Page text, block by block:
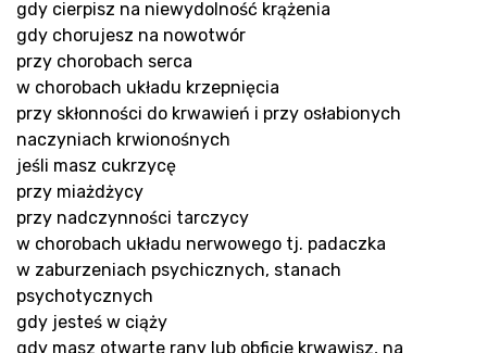
gdy cierpisz na niewydolność krążenia
gdy chorujesz na nowotwór
przy chorobach serca
w chorobach układu krzepnięcia
przy skłonności do krwawień i przy osłabionych
naczyniach krwionośnych
jeśli masz cukrzycę
przy miażdżycy
przy nadczynności tarczycy
w chorobach układu nerwowego tj. padaczka
w zaburzeniach psychicznych, stanach
psychotycznych
gdy jesteś w ciąży
gdy masz otwarte rany lub obficie krwawisz, na